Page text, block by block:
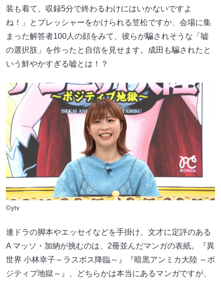
装も着て、収録5分で終わるわけにはいかないですよ
ね！」とプレッシャーをかけられる笠松ですか、会場に集
まった解答者100人の顔をみて、彼らが騙されそうな「嘘
の選択肢」を作ったと自信を見せます。成田も騙されたと
いう鮮やかすぎる嘘とは！？
©ytv
連ドラの脚本やエッセイなどを手掛け、文才に定評のある
A マッソ・加納が挑むのは、2冊並んだマンガの表紙。『異
世界 小林幸子～ラスボス降臨～』『暗黒アンミカ大陸 ～ポ
ジティブ地獄～』、どちらかは本当にあるマンガですが、